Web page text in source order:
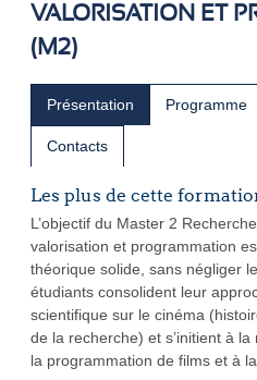
VALORISATION ET
(M2)
Présentation Programme
Contacts
Les plus de cette
L’objectif du Master 2
valorisation et programmation
théorique solide, sans négliger
étudiants consolident leur
scientifique sur le cinéma
de la recherche) et s’initient à
la programmation de films et à